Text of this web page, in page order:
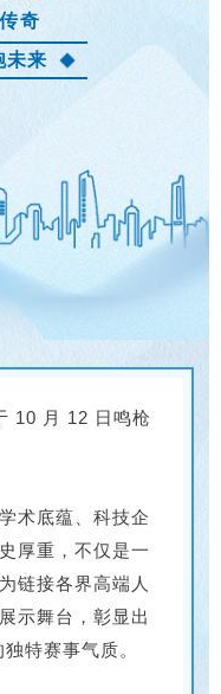
奇
未来
10 月 12 日鸣枪
术底蕴、科技企
厚重，不仅是一
链接各界高端人
示舞台，彰显出
特赛事气质。